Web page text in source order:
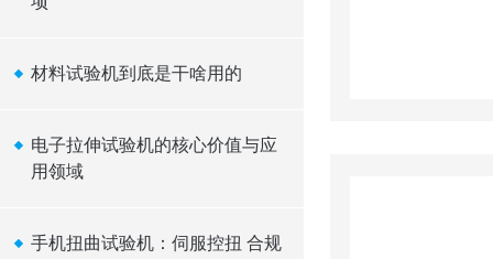
材料试验机到底是干啥用的
电子拉伸试验机的核心价值与应
用领域
手机扭曲试验机：伺服控扭 合规